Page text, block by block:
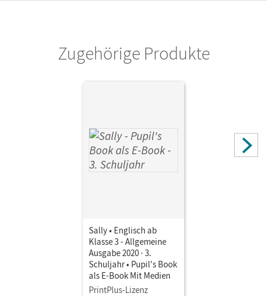
Zugehörige Produkte
Sally • Englisch ab
Klasse 3 - Allgemeine
Ausgabe 2020 · 3.
Schuljahr • Pupil's Book
als E-Book Mit Medien
PrintPlus-Lizenz